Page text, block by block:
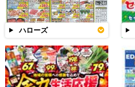
ハローズ